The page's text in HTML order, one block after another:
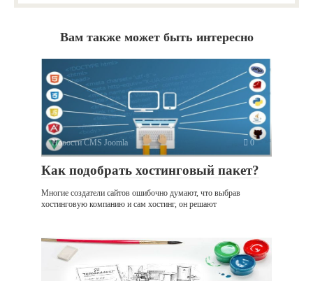
Вам также может быть интересно
Новости CMS Joomla 0
Как подобрать хостинговый пакет?
Многие создатели сайтов ошибочно думают, что выбрав
хостинговую компанию и сам хостинг, он решают